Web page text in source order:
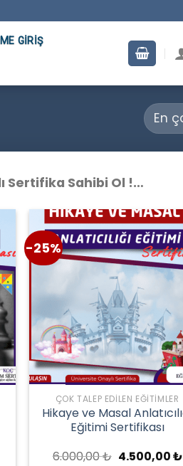
GIRIŞ
Sertifika Sahibi Ol !…
-25%
ÇOK TALEP EDILEN EĞITIMLER
Hikaye ve Masal
Eğitimi Sertifikası
6.000,00₺ Orijinal
4.500,00₺